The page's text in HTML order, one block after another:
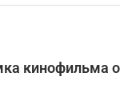
кинофильма о